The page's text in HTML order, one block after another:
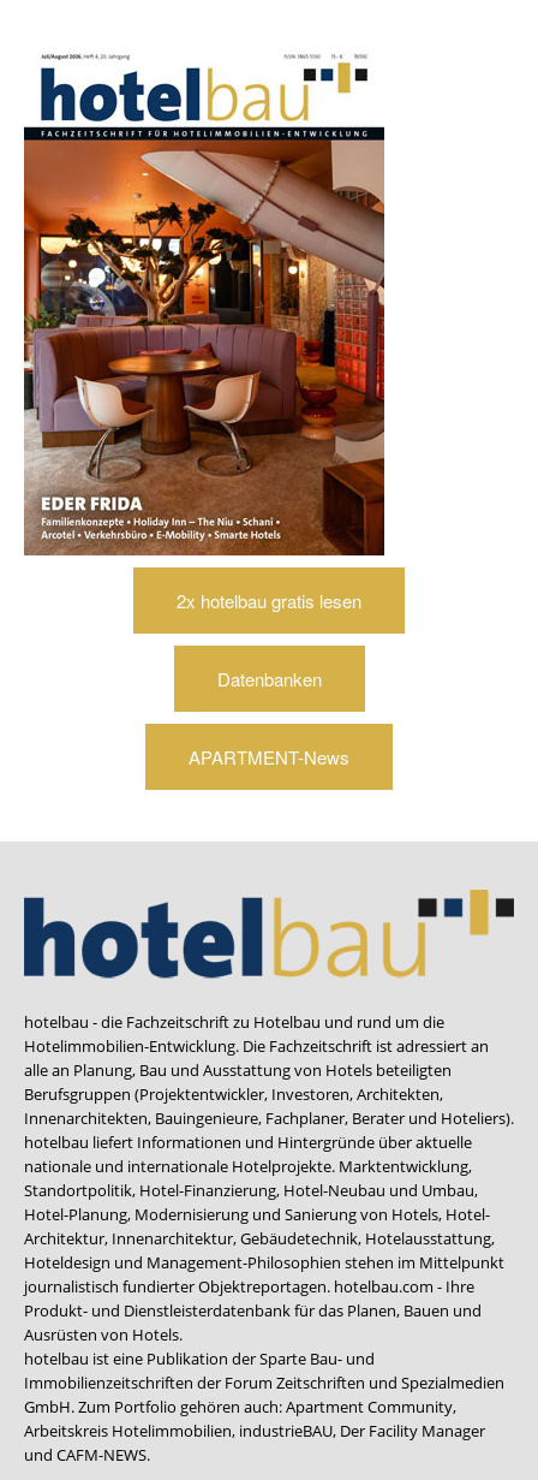
2x hotelbau gratis lesen
Datenbanken
APARTMENT-News
hotelbau - die Fachzeitschrift zu Hotelbau und rund um die
Hotelimmobilien-Entwicklung. Die Fachzeitschrift ist adressiert an
alle an Planung, Bau und Ausstattung von Hotels beteiligten
Berufsgruppen (Projektentwickler, Investoren, Architekten,
Innenarchitekten, Bauingenieure, Fachplaner, Berater und Hoteliers).
hotelbau liefert Informationen und Hintergründe über aktuelle
nationale und internationale Hotelprojekte. Marktentwicklung,
Standortpolitik, Hotel-Finanzierung, Hotel-Neubau und Umbau,
Hotel-Planung, Modernisierung und Sanierung von Hotels, Hotel-
Architektur, Innenarchitektur, Gebäudetechnik, Hotelausstattung,
Hoteldesign und Management-Philosophien stehen im Mittelpunkt
journalistisch fundierter Objektreportagen. hotelbau.com - Ihre
Produkt- und Dienstleisterdatenbank für das Planen, Bauen und
Ausrüsten von Hotels.
hotelbau ist eine Publikation der Sparte Bau- und
Immobilienzeitschriften der Forum Zeitschriften und Spezialmedien
GmbH. Zum Portfolio gehören auch:Apartment Community,
Arbeitskreis Hotelimmobilien, industrieBAU, Der Facility Manager
und CAFM-NEWS.